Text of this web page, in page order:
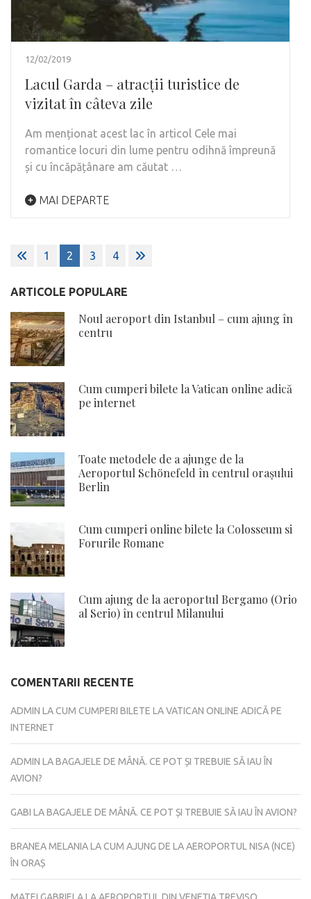
12/02/2019
Lacul Garda – atracții turistice de
vizitat în câteva zile
Am menționat acest lac în articol Cele mai
romantice locuri din lume pentru odihnă împreună
și cu încăpățânare am căutat …
MAI DEPARTE
Paginație
articole
1 2 3 4
ARTICOLE POPULARE
Noul aeroport din Istanbul – cum ajung în
centru
Cum cumperi bilete la Vatican online adică
pe internet
Toate metodele de a ajunge de la
Aeroportul Schönefeld în centrul orașului
Berlin
Cum cumperi online bilete la Colosseum si
Forurile Romane
Cum ajung de la aeroportul Bergamo (Orio
al Serio) în centrul Milanului
COMENTARII RECENTE
ADMIN LACUM CUMPERI BILETE LA VATICAN ONLINE ADICĂ PE
INTERNET
ADMIN LABAGAJELE DE MÂNĂ. CE POT ȘI TREBUIE SĂ IAU ÎN
AVION?
GABI LABAGAJELE DE MÂNĂ. CE POT ȘI TREBUIE SĂ IAU ÎN AVION?
BRANEA MELANIALACUM AJUNG DE LA AEROPORTUL NISA (NCE)
ÎN ORAȘ